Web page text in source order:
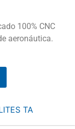
100% CNC
aeronáutica.
TA